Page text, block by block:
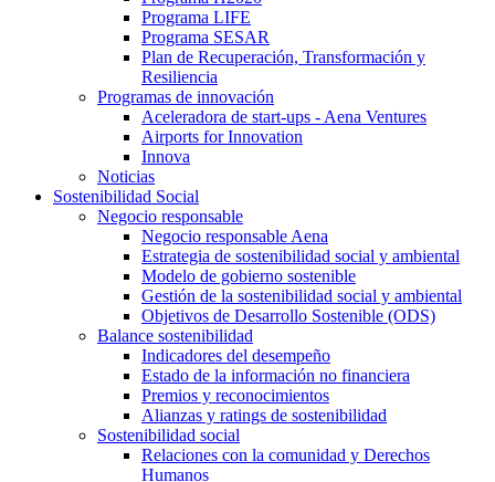
Programa LIFE
Programa SESAR
Plan de Recuperación, Transformación y
Resiliencia
Programas de innovación
Aceleradora de start-ups - Aena Ventures
Airports for Innovation
Innova
Noticias
Sostenibilidad Social
Negocio responsable
Negocio responsable Aena
Estrategia de sostenibilidad social y ambiental
Modelo de gobierno sostenible
Gestión de la sostenibilidad social y ambiental
Objetivos de Desarrollo Sostenible (ODS)
Balance sostenibilidad
Indicadores del desempeño
Estado de la información no financiera
Premios y reconocimientos
Alianzas y ratings de sostenibilidad
Sostenibilidad social
Relaciones con la comunidad y Derechos
Humanos